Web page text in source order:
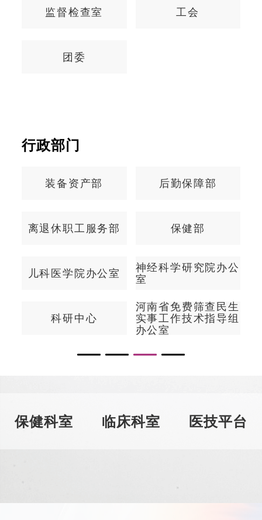
监督检查室 工会
团委
行政部门
河南省母婴保健证件
管理办公室
门诊部
互联网医院办公室 托育服务中心
东院区综合管理中心
药物临床试验机构办
保健科室 临床科室 医技平台